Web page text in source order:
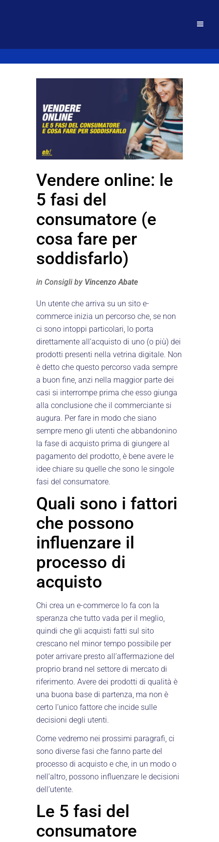
Vendere online: le
5 fasi del
consumatore (e
cosa fare per
soddisfarlo)
in Consigli by Vincenzo Abate
Un utente che arriva su un sito e-
commerce inizia un percorso che, se non
ci sono intoppi particolari, lo porta
direttamente all’acquisto di uno (o più) dei
prodotti presenti nella vetrina digitale. Non
è detto che questo percorso vada sempre
a buon fine, anzi nella maggior parte dei
casi si interrompe prima che esso giunga
alla conclusione che il commerciante si
augura. Per fare in modo che siano
sempre meno gli utenti che abbandonino
la fase di acquisto prima di giungere al
pagamento del prodotto, è bene avere le
idee chiare su quelle che sono le singole
fasi del consumatore.
Quali sono i fattori
che possono
influenzare il
processo di
acquisto
Chi crea un e-commerce lo fa con la
speranza che tutto vada per il meglio,
quindi che gli acquisti fatti sul sito
crescano nel minor tempo possibile per
poter arrivare presto all’affermazione del
proprio brand nel settore di mercato di
riferimento. Avere dei prodotti di qualità è
una buona base di partenza, ma non è
certo l’unico fattore che incide sulle
decisioni degli utenti.
Come vedremo nei prossimi paragrafi, ci
sono diverse fasi che fanno parte del
processo di acquisto e che, in un modo o
nell’altro, possono influenzare le decisioni
dell’utente.
Le 5 fasi del
consumatore